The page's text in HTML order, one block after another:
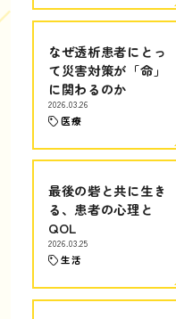
なぜ透析患者にとっ
て災害対策が「命」
に関わるのか
2026.03.26
医療
最後の砦と共に生き
る、患者の心理と
QOL
2026.03.25
生活